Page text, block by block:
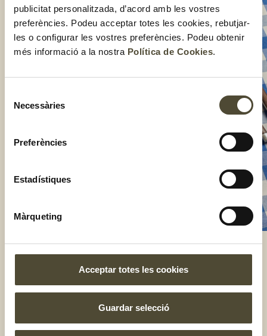
publicitat personalitzada, d’acord amb les vostres
preferències. Podeu acceptar totes les cookies, rebutjar-
les o configurar les vostres preferències. Podeu obtenir
més informació a la nostra Política de Cookies.
Necessàries
Preferències
Estadístiques
Màrqueting
Acceptar totes les cookies
Guardar selecció
El gust és nostre